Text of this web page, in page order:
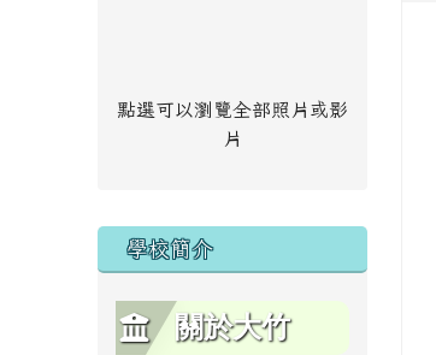
點選可以瀏覽全部照片或影
片
學校簡介
關於大竹